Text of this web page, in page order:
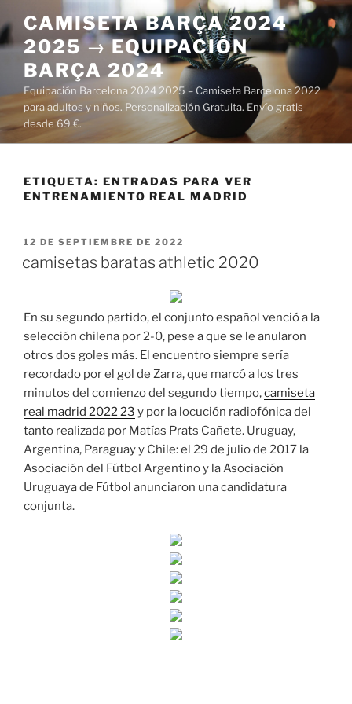
al
contenido
CAMISETA BARÇA 2024
2025 → EQUIPACIÓN
BARÇA 2024
Equipación Barcelona 2024 2025 – Camiseta Barcelona 2022
para adultos y niños. Personalización Gratuita. Envío gratis
desde 69 €.
ETIQUETA: ENTRADAS PARA VER
ENTRENAMIENTO REAL MADRID
PUBLICADO
12 DE SEPTIEMBRE DE 2022
camisetas baratas athletic 2020
En su segundo partido, el conjunto español venció a la
selección chilena por 2-0, pese a que se le anularon
otros dos goles más. El encuentro siempre sería
recordado por el gol de Zarra, que marcó a los tres
minutos del comienzo del segundo tiempo,camiseta
real madrid 2022 23 y por la locución radiofónica del
tanto realizada por Matías Prats Cañete. Uruguay,
Argentina, Paraguay y Chile: el 29 de julio de 2017 la
Asociación del Fútbol Argentino y la Asociación
Uruguaya de Fútbol anunciaron una candidatura
conjunta.